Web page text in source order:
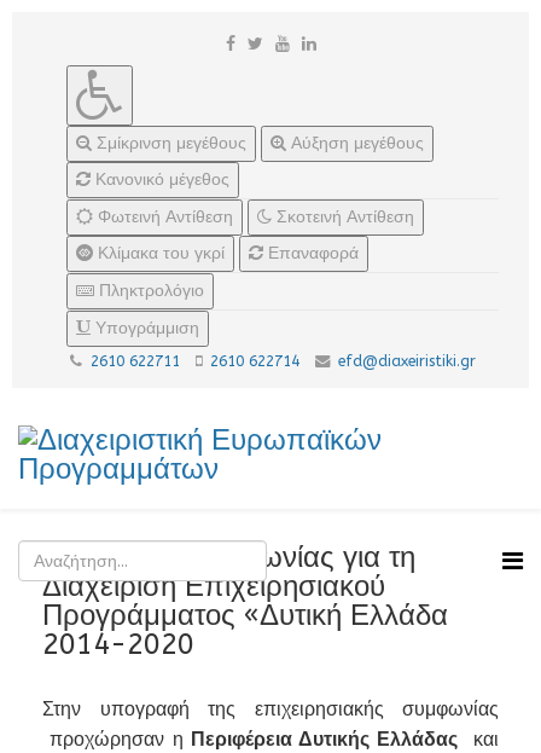
Σμίκρινση μεγέθους
Αύξηση μεγέθους
Κανονικό μέγεθος
Φωτεινή Αντίθεση
Σκοτεινή Αντίθεση
Κλίμακα του γκρί
Επαναφορά
Πληκτρολόγιο
Υπογράμμιση
2610 622711 2610 622714 efd@diaxeiristiki.gr
Υπογραφή συμφωνίας για τη
Διαχείριση Επιχειρησιακού
Προγράμματος «Δυτική Ελλάδα
2014-2020
Στην υπογραφή της επιχειρησιακής συμφωνίας
προχώρησαν η Περιφέρεια Δυτικής Ελλάδας και